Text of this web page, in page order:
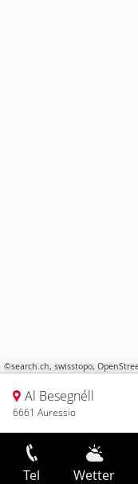
©search.ch, swisstopo,
Al Besegnéll
6661 Auressio
Tel Wetter